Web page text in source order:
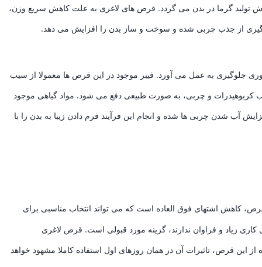
تولید گرما در بدن می گردد. قرص های لاغری به علت کاهش سریع وزن،
از جذب چربی شده و سوخت و ساز بدن را افزایش می دهد.
جلوگیری به عمل می آورد. فیبر موجود در این قرص ها معمولا از سیب
و چربی، به صورت طبیعی دفع می شود. مواد گیاهی موجود
آب شدن چربی ها شده و انجام این فرآیند فرم دادن زیبا به بدن را با
کاهش اشتهای فوق العاده است که می تواند انتخاب مناسبی برای
زیاد و فراوان ندارند، گزینه مورد قبولی است. قرص لاغری
این قرص، تاثیرات آن در همان روزهای اول استفاده کاملا مشهود خواهد